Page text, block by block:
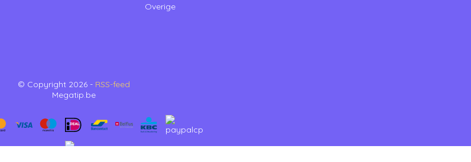
Overige
© Copyright 2026 - RSS-feed
Megatip.be